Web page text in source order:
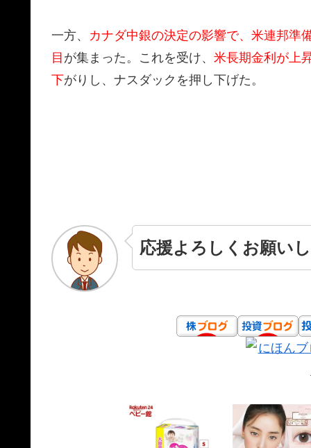
一方、 カナダ中銀の決定の影響で、米連邦準
目 が集まった。これを受け、 米長期金利が上
下がりし、ナスダックを押し下げた。
応援よろしくお願い